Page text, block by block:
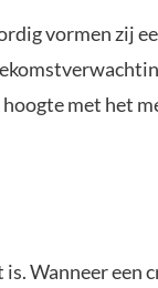
vormen zij
met het
Wanneer een